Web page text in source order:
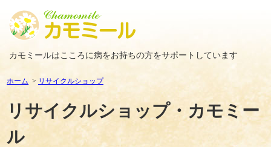
カモミールはこころに病をお持ちの方をサポートしています
ホーム リサイクルショップ
リサイクルショップ・カモミー
ル